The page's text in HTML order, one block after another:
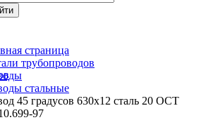
страница
трубопроводов
стальные
45 градусов 630х12 сталь 20 ОСТ
97